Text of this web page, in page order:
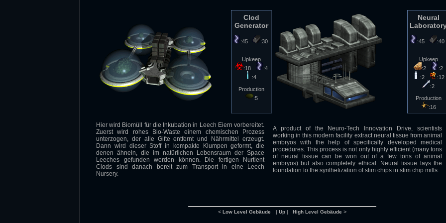
Clod
Generator
:45 :30
Upkeep
:18
:4
:4
Production
:5
Neural
:45
Upkeep
:2
:2
:2
:12
:2
Production
:16
Hier wird Biomüll für die Inkubation in Leech Eiern vorbereitet.
Zuerst wird rohes Bio-Waste einem chemischen Prozess
unterzogen, der alle Gifte entfernt und Nährmittel erzeugt.
Dann wird dieser Stoff in kompakte Klumpen geformt, die
denen ähneln, die im natürlichen Lebensraum der Space
Leeches gefunden werden können. Die fertigen Nurtient
Clods sind danach bereit zum Transport in eine Leech
Nursery.
A product of the Neuro-Tech Innovation Drive, scientists
working in this modern facility extract neural tissue from animal
embryos with the help of specifically developed medical
procedures. This process is not only highly efficient (many tons
of neural tissue can be won out of a few tons of animal
embryos) but also completely ethical. Neural tissue lays the
foundation to the synthetization of stim chips in stim chip mills.
< Low Level Gebäude | Up | High Level Gebäude >